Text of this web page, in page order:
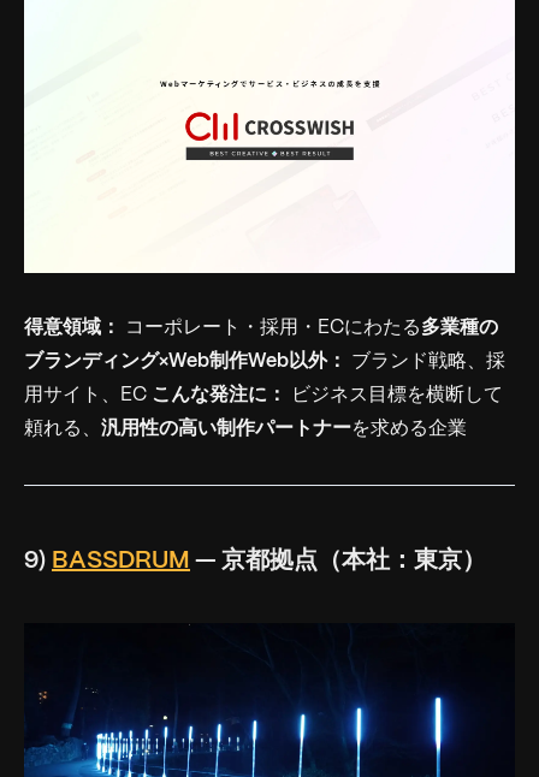
得意領域： コーポレート・採用・ECにわたる 多業種の
ブランディング×Web制作Web以外：
ブランド戦略、採
用サイト、EC こんな発注に：
ビジネス目標を横断して
頼れる、 汎用性の高い制作パートナーを求める企業
9) BASSDRUM — 京都拠点（本社：東京）